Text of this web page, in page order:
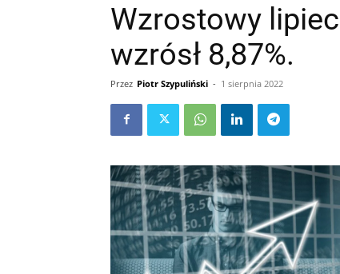
Wzrostowy
wzrósł 8,87%.
Przez Piotr Szypuliński - 1 sierpnia 2022